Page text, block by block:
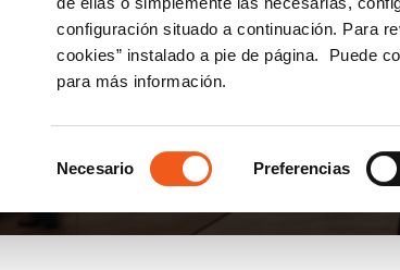
configuración situado a continuación. Para
cookies” instalado a pie de página. Puede
para más información.
de
Necesario Preferencias
FRECUENTES